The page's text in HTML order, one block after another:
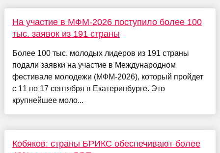
На участие в МФМ-2026 поступило более 100
тыс. заявок из 191 страны
Более 100 тыс. молодых лидеров из 191 страны
подали заявки на участие в Международном
фестивале молодежи (МФМ-2026), который пройдет
с 11 по 17 сентября в Екатеринбурге. Это
крупнейшее моло...
Кобяков: страны БРИКС обеспечивают более